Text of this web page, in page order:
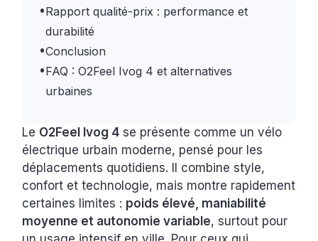
•Rapport qualité-prix : performance et
durabilité
•Conclusion
•FAQ : O2Feel Ivog 4 et alternatives
urbaines
Le O2Feel Ivog 4 se présente comme un vélo
électrique urbain moderne, pensé pour les
déplacements quotidiens. Il combine style,
confort et technologie, mais montre rapidement
certaines limites : poids élevé, maniabilité
moyenne et autonomie variable, surtout pour